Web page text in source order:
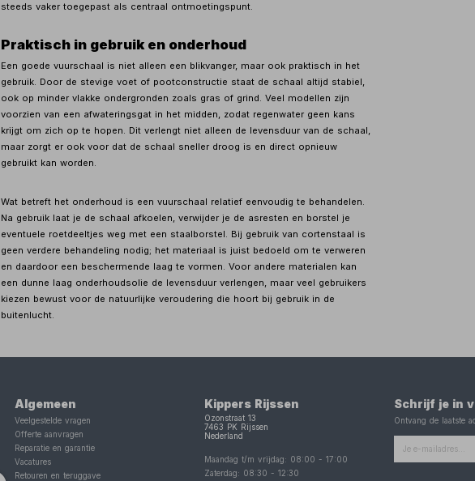
steeds vaker toegepast als centraal ontmoetingspunt.
Praktisch in gebruik en onderhoud
Een goede vuurschaal is niet alleen een blikvanger, maar ook praktisch in het
gebruik. Door de stevige voet of pootconstructie staat de schaal altijd stabiel,
ook op minder vlakke ondergronden zoals gras of grind. Veel modellen zijn
voorzien van een afwateringsgat in het midden, zodat regenwater geen kans
krijgt om zich op te hopen. Dit verlengt niet alleen de levensduur van de schaal,
maar zorgt er ook voor dat de schaal sneller droog is en direct opnieuw
gebruikt kan worden.
Wat betreft het onderhoud is een vuurschaal relatief eenvoudig te behandelen.
Na gebruik laat je de schaal afkoelen, verwijder je de asresten en borstel je
eventuele roetdeeltjes weg met een staalborstel. Bij gebruik van cortenstaal is
geen verdere behandeling nodig; het materiaal is juist bedoeld om te verweren
en daardoor een beschermende laag te vormen. Voor andere materialen kan
een dunne laag onderhoudsolie de levensduur verlengen, maar veel gebruikers
kiezen bewust voor de natuurlijke veroudering die hoort bij gebruik in de
buitenlucht.
Algemeen
Veelgestelde vragen
Offerte aanvragen
Reparatie en garantie
Vacatures
Retouren en teruggave
Kippers Rijssen
Ozonstraat 13
7463 PK
Rijssen
Nederland
Maandag t/m vrijdag: 08:00 -17:00
Zaterdag: 08:30 -12:30
Schrijf je in
Ontvang de laatste